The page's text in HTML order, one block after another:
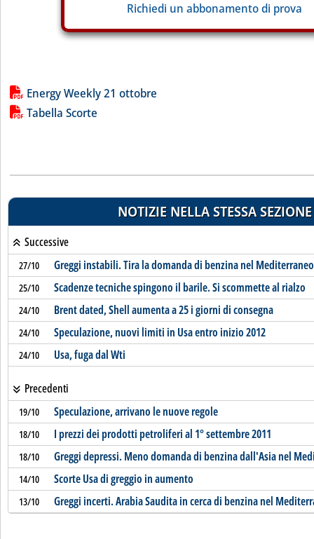
Richiedi un abbonamento di prova
Lista allegati PDF alla notizia
Energy Weekly 21 ottobre
Tabella Scorte
NOTIZIE NELLA STESSA SEZIONE
Successive
27/10 Greggi instabili. Tira la domanda di benzina nel Mediterraneo
25/10 Scadenze tecniche spingono il barile. Si scommette al rialzo
24/10 Brent dated, Shell aumenta a 25 i giorni di consegna
24/10 Speculazione, nuovi limiti in Usa entro inizio 2012
24/10 Usa, fuga dal Wti
Precedenti
19/10 Speculazione, arrivano le nuove regole
18/10 I prezzi dei prodotti petroliferi al 1° settembre 2011
18/10 Greggi depressi. Meno domanda di benzina dall'Asia nel
14/10 Scorte Usa di greggio in aumento
13/10 Greggi incerti. Arabia Saudita in cerca di benzina nel